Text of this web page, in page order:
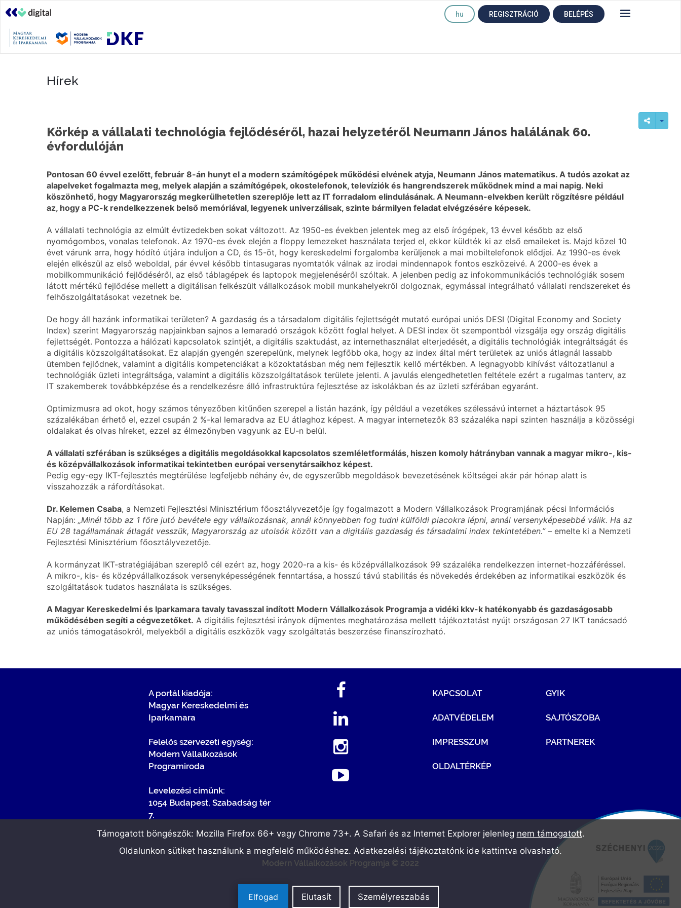
hu REGISZTRÁCIÓ BELÉPÉS
Hírek
Körkép a vállalati technológia fejlődéséről, hazai helyzetéről Neumann János halálának 60.
évfordulóján
Pontosan 60 évvel ezelőtt, február 8-án hunyt el a modern számítógépek működési elvének atyja, Neumann János matematikus. A tudós azokat az
alapelveket fogalmazta meg, melyek alapján a számítógépek, okostelefonok, televíziók és hangrendszerek működnek mind a mai napig. Neki
köszönhető, hogy Magyarország megkerülhetetlen szereplője lett az IT forradalom elindulásának. A Neumann-elvekben került rögzítésre például
az, hogy a PC-k rendelkezzenek belső memóriával, legyenek univerzálisak, szinte bármilyen feladat elvégzésére képesek.
A vállalati technológia az elmúlt évtizedekben sokat változott. Az 1950-es években jelentek meg az első írógépek, 13 évvel később az első
nyomógombos, vonalas telefonok. Az 1970-es évek elején a floppy lemezeket használata terjed el, ekkor küldték ki az első emaileket is. Majd közel 10
évet várunk arra, hogy hódító útjára induljon a CD, és 15-öt, hogy kereskedelmi forgalomba kerüljenek a mai mobiltelefonok elődjei. Az 1990-es évek
elején elkészül az első weboldal, pár évvel később tintasugaras nyomtatók válnak az irodai mindennapok fontos eszközeivé. A 2000-es évek a
mobilkommunikáció fejlődéséről, az első táblagépek és laptopok megjelenéséről szóltak. A jelenben pedig az infokommunikációs technológiák sosem
látott mértékű fejlődése mellett a digitálisan felkészült vállalkozások mobil munkahelyekről dolgoznak, egymással integrálható vállalati rendszereket és
felhőszolgáltatásokat vezetnek be.
De hogy áll hazánk informatikai területen? A gazdaság és a társadalom digitális fejlettségét mutató európai uniós DESI (Digital Economy and Society
Index) szerint Magyarország napjainkban sajnos a lemaradó országok között foglal helyet. A DESI index öt szempontból vizsgálja egy ország digitális
fejlettségét. Pontozza a hálózati kapcsolatok szintjét, a digitális szaktudást, az internethasználat elterjedését, a digitális technológiák integráltságát és
a digitális közszolgáltatásokat. Ez alapján gyengén szerepelünk, melynek legfőbb oka, hogy az index által mért területek az uniós átlagnál lassabb
ütemben fejlődnek, valamint a digitális kompetenciákat a közoktatásban még nem fejlesztik kellő mértékben. A legnagyobb kihívást változatlanul a
technológiák üzleti integráltsága, valamint a digitális közszolgáltatások területe jelenti. A javulás elengedhetetlen feltétele ezért a rugalmas tanterv, az
IT szakemberek továbbképzése és a rendelkezésre álló infrastruktúra fejlesztése az iskolákban és az üzleti szférában egyaránt.
Optimizmusra ad okot, hogy számos tényezőben kitűnően szerepel a listán hazánk, így például a vezetékes szélessávú internet a háztartások 95
százalékában érhető el, ezzel csupán 2 %-kal lemaradva az EU átlaghoz képest. A magyar internetezők 83 százaléka napi szinten használja a közösségi
oldalakat és olvas híreket, ezzel az élmezőnyben vagyunk az EU-n belül.
A vállalati szférában is szükséges a digitális megoldásokkal kapcsolatos szemléletformálás, hiszen komoly hátrányban vannak a magyar mikro-, kis-
és középvállalkozások informatikai tekintetben európai versenytársaikhoz képest.
Pedig egy-egy IKT-fejlesztés megtérülése legfeljebb néhány év, de egyszerűbb megoldások bevezetésének költségei akár pár hónap alatt is
visszahozzák a ráfordításokat.
Dr. Kelemen Csaba, a Nemzeti Fejlesztési Minisztérium főosztályvezetője így fogalmazott a Modern Vállalkozások Programjának pécsi Információs
Napján: „Minél több az 1 főre jutó bevétele egy vállalkozásnak, annál könnyebben fog tudni külföldi piacokra lépni, annál versenyképesebbé válik. Ha az
EU 28 tagállamának átlagát vesszük, Magyarország az utolsók között van a digitális gazdaság és társadalmi index tekintetében.”– emelte ki a Nemzeti
Fejlesztési Minisztérium főosztályvezetője.
A kormányzat IKT-stratégiájában szereplő cél ezért az, hogy 2020-ra a kis- és középvállalkozások 99 százaléka rendelkezzen internet-hozzáféréssel.
A mikro-, kis- és középvállalkozások versenyképességének fenntartása, a hosszú távú stabilitás és növekedés érdekében az informatikai eszközök és
szolgáltatások tudatos használata is szükséges.
A Magyar Kereskedelmi és Iparkamara tavaly tavasszal indított Modern Vállalkozások Programja a vidéki kkv-k hatékonyabb és gazdaságosabb
működésében segíti a cégvezetőket. A digitális fejlesztési irányok díjmentes meghatározása mellett tájékoztatást nyújt országosan 27 IKT tanácsadó
az uniós támogatásokról, melyekből a digitális eszközök vagy szolgáltatás beszerzése finanszírozható.
A portál kiadója:
Magyar Kereskedelmi és
Iparkamara
Felelős szervezeti egység:
Modern Vállalkozások
Programiroda
Levelezési címünk:
1054 Budapest, Szabadság tér
7.
KAPCSOLAT
ADATVÉDELEM
IMPRESSZUM
OLDALTÉRKÉP
GYIK
SAJTÓSZOBA
PARTNEREK
Modern Vállalkozások Programja © 2022
Támogatott böngészők: Mozilla Firefox 66+ vagy Chrome 73+. A Safari és az Internet Explorer jelenleg nem támogatott.
Oldalunkon sütiket használunk a megfelelő működéshez. Adatkezelési tájékoztatónk ide kattintva olvasható.
Elfogad Elutasít Személyreszabás